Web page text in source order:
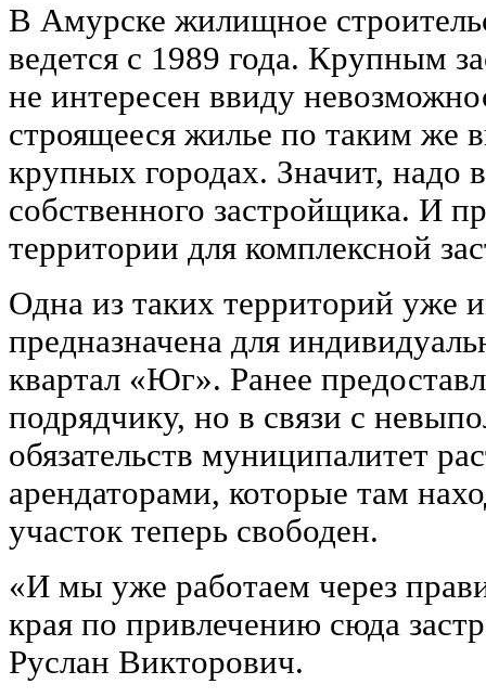
В Амурске жилищное
ведется с 1989 года. Крупным
не интересен ввиду
строящееся жилье по таким же
крупных городах. Значит, надо
собственного застройщика. И
территории для комплексной
Одна из таких территорий уже
предназначена для
квартал «Юг». Ранее
подрядчику, но в связи с
обязательств муниципалитет
арендаторами, которые там
участок теперь свободен.
«И мы уже работаем через
края по привлечению сюда
Руслан Викторович.